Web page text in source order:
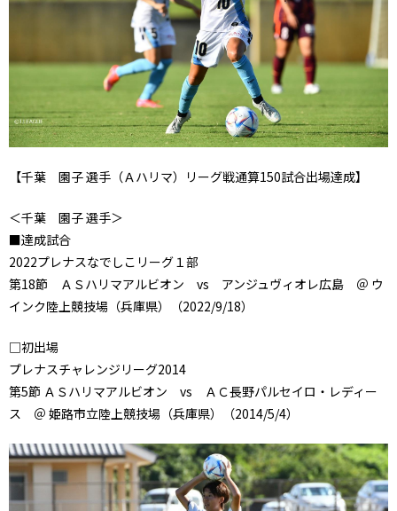
【千葉 園子 選手（Ａハリマ）リーグ戦通算150試合出場達成】
＜千葉 園子 選手＞
■達成試合
2022プレナスなでしこリーグ１部
第18節 ＡＳハリマアルビオン vs アンジュヴィオレ広島 ＠ ウ
インク陸上競技場（兵庫県）（2022/9/18）
□初出場
プレナスチャレンジリーグ2014
第5節 ＡＳハリマアルビオン vs ＡＣ長野パルセイロ・レディー
ス ＠ 姫路市立陸上競技場（兵庫県）（2014/5/4）